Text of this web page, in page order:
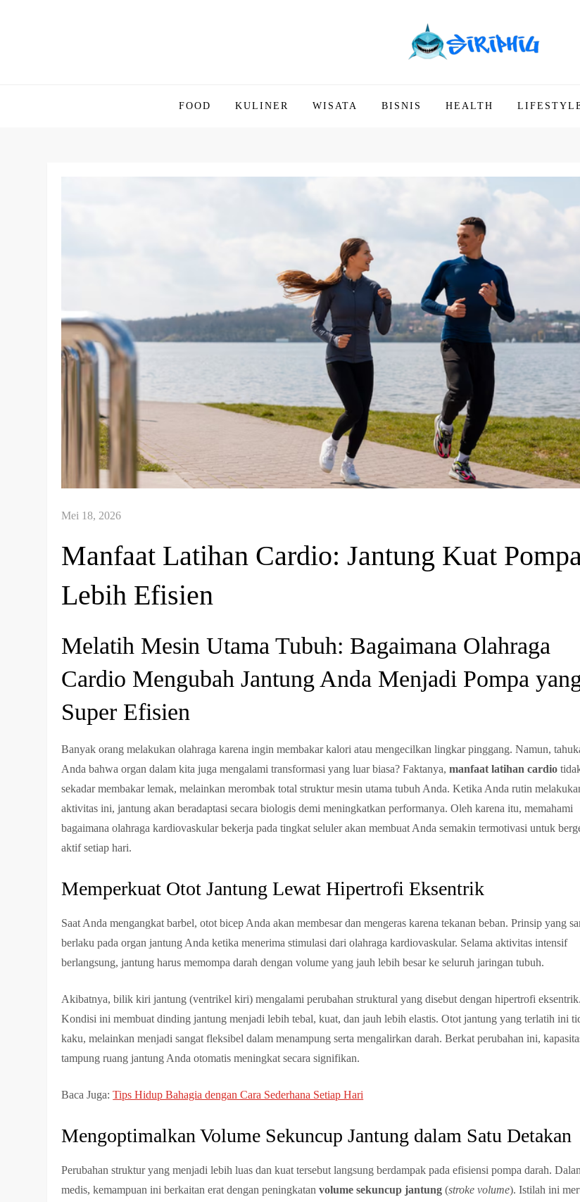
FOOD KULINER WISATA BISNIS HEALTH
Manfaat Latihan Cardio: Jantung Kuat Pompa
Lebih Efisien
Melatih Mesin Utama Tubuh: Bagaimana Olahraga
Cardio Mengubah Jantung Anda Menjadi Pompa
Super Efisien
Banyak orang melakukan olahraga karena ingin membakar kalori atau mengecilkan lingkar pinggang. Namun,
Anda bahwa organ dalam kita juga mengalami transformasi yang luar biasa? Faktanya,manfaat latihan cardio
sekadar membakar lemak, melainkan merombak total struktur mesin utama tubuh Anda. Ketika Anda rutin
aktivitas ini, jantung akan beradaptasi secara biologis demi meningkatkan performanya. Oleh karena itu, memahami
bagaimana olahraga kardiovaskular bekerja pada tingkat seluler akan membuat Anda semakin termotivasi untuk
aktif setiap hari.
Memperkuat Otot Jantung Lewat Hipertrofi Eksentrik
Saat Anda mengangkat barbel, otot bicep Anda akan membesar dan mengeras karena tekanan beban. Prinsip yang
berlaku pada organ jantung Anda ketika menerima stimulasi dari olahraga kardiovaskular. Selama aktivitas intensif
berlangsung, jantung harus memompa darah dengan volume yang jauh lebih besar ke seluruh jaringan tubuh.
Akibatnya, bilik kiri jantung (ventrikel kiri) mengalami perubahan struktural yang disebut dengan hipertrofi eksentrik.
Kondisi ini membuat dinding jantung menjadi lebih tebal, kuat, dan jauh lebih elastis. Otot jantung yang terlatih ini
kaku, melainkan menjadi sangat fleksibel dalam menampung serta mengalirkan darah. Berkat perubahan ini,
tampung ruang jantung Anda otomatis meningkat secara signifikan.
Baca Juga:Tips Hidup Bahagia dengan Cara Sederhana Setiap Hari
Mengoptimalkan Volume Sekuncup Jantung dalam Satu Detakan
Perubahan struktur yang menjadi lebih luas dan kuat tersebut langsung berdampak pada efisiensi pompa darah.
medis, kemampuan ini berkaitan erat dengan peningkatanvolume sekuncup jantung (stroke volume). Istilah ini